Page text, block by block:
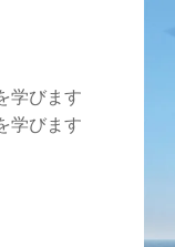
学びます
学びます